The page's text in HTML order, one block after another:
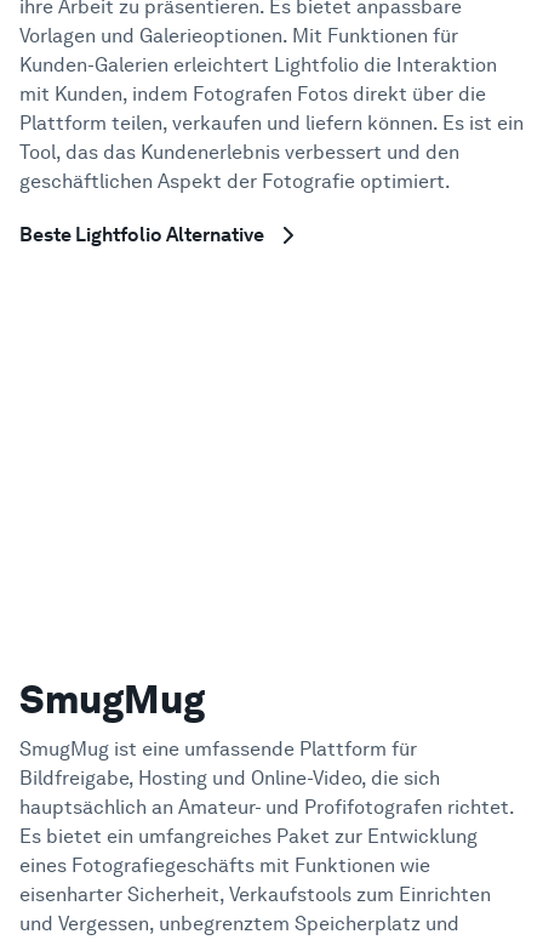
ihre Arbeit zu präsentieren. Es bietet anpassbare
Vorlagen und Galerieoptionen. Mit Funktionen für
Kunden-Galerien erleichtert Lightfolio die Interaktion
mit Kunden, indem Fotografen Fotos direkt über die
Plattform teilen, verkaufen und liefern können. Es ist ein
Tool, das das Kundenerlebnis verbessert und den
geschäftlichen Aspekt der Fotografie optimiert.
Beste Lightfolio Alternative
SmugMug
SmugMug ist eine umfassende Plattform für
Bildfreigabe, Hosting und Online-Video, die sich
hauptsächlich an Amateur- und Profifotografen richtet.
Es bietet ein umfangreiches Paket zur Entwicklung
eines Fotografiegeschäfts mit Funktionen wie
eisenharter Sicherheit, Verkaufstools zum Einrichten
und Vergessen, unbegrenztem Speicherplatz und